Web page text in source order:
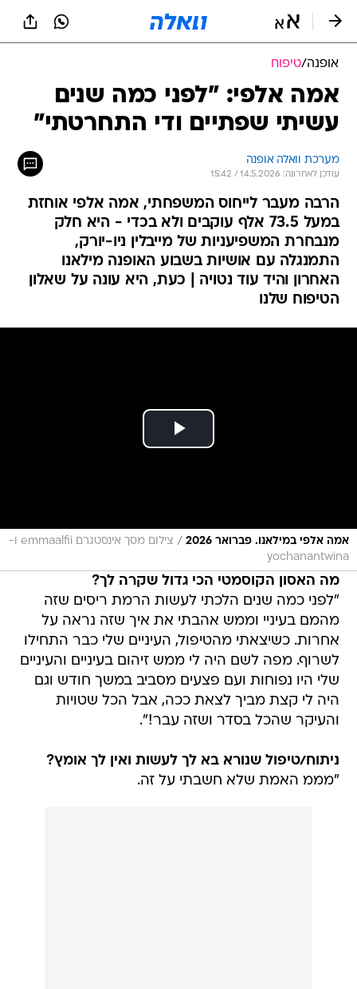
אופנה/טיפוח
אמה אלפי: "לפני כמה שנים
עשיתי שפתיים ודי התחרטתי"
מערכת וואלה אופנה
עודכן לאחרונה: 14.5.2026 / 15:42
הרבה מעבר לייחוס המשפחתי, אמה אלפי אוחזת
במעל 73.5 אלף עוקבים ולא בכדי - היא חלק
מנבחרת המשפיעניות של מייבלין ניו-יורק,
התמנגלה עם אושיות בשבוע האופנה מילאנו
האחרון והיד עוד נטויה | כעת, היא עונה על שאלון
הטיפוח שלנו
אמה אלפי במילאנו. פברואר 2026 /
צילום מסך אינסטגרם emmaalfii ו-
yochanantwina
מה האסון הקוסמטי הכי גדול שקרה לך?
"לפני כמה שנים הלכתי לעשות הרמת ריסים שזה
מהמם בעיניי וממש אהבתי את איך שזה נראה על
אחרות. כשיצאתי מהטיפול, העיניים שלי כבר התחילו
לשרוף. מפה לשם היה לי ממש זיהום בעיניים והעיניים
שלי היו נפוחות ועם פצעים מסביב במשך חודש וגם
היה לי קצת מביך לצאת ככה, אבל הכל שטויות
והעיקר שהכל בסדר ושזה עבר!".
ניתוח/טיפול שנורא בא לך לעשות ואין לך אומץ?
"מממ האמת שלא חשבתי על זה.